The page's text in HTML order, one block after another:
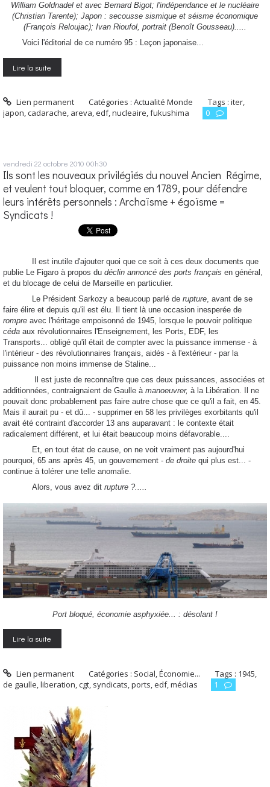
William Goldnadel et avec Bernard Bigot; l'indépendance et le nucléaire
(Christian Tarente); Japon : secousse sismique et séisme économique
(François Reloujac); Ivan Rioufol, portrait (Benoît Gousseau).....
Voici l'éditorial de ce numéro 95 : Leçon japonaise...
Lire la suite
Lien permanent Catégories :Actualité Monde Tags :iter,
japon,cadarache, areva,edf,nucleaire,fukushima 0
vendredi 22 octobre 2010 00h30
Ils sont les nouveaux privilégiés du nouvel Ancien Régime,
et veulent tout bloquer, comme en 1789, pour défendre
leurs intérêts personnels : Archaïsme + égoïsme =
Syndicats !
Il est inutile d'ajouter quoi que ce soit à ces deux documents que
publie Le Figaro à propos du déclin annoncé des ports français en général,
et du blocage de celui de Marseille en particulier.
Le Président Sarkozy a beaucoup parlé de rupture, avant de se
faire élire et depuis qu'il est élu. Il tient là une occasion inesperée de
rompre avec l'héritage empoisonné de 1945, lorsque le pouvoir politique
céda aux révolutionnaires l'Enseignement, les Ports, EDF, les
Transports... obligé qu'il était de compter avec la puissance immense - à
l'intérieur - des révolutionnaires français, aidés - à l'extérieur - par la
puissance non moins immense de Staline...
Il est juste de reconnaître que ces deux puissances, associées et
additionnées, contraignaient de Gaulle à manoeuvrer, à la Libération. Il ne
pouvait donc probablement pas faire autre chose que ce qu'il a fait, en 45.
Mais il aurait pu - et dû... - supprimer en 58 les privilèges exorbitants qu'il
avait été contraint d'accorder 13 ans auparavant : le contexte était
radicalement différent, et lui était beaucoup moins défavorable....
Et, en tout état de cause, on ne voit vraiment pas aujourd'hui
pourquoi, 65 ans après 45, un gouvernement - de droite qui plus est... -
continue à tolérer une telle anomalie.
Alors, vous avez dit rupture ?.....
Port bloqué, économie asphyxiée... : désolant !
Lire la suite
Lien permanent Catégories : Social, Économie... Tags : 1945,
de gaulle,liberation,cgt, syndicats,ports,edf,médias 1